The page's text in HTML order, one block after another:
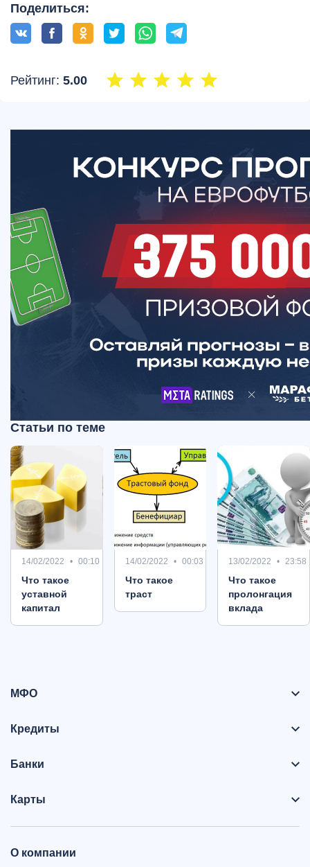
Поделиться:
Рейтинг: 5.00
Статьи по теме
14/02/2022 00:10
Что такое
уставной
капитал
14/02/2022 00:03
Что такое
траст
13/02/2022 23:58
Что такое
пролонгация
вклада
МФО
Кредиты
Банки
Карты
О компании